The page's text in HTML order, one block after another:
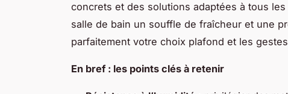
concrets et des solutions adaptées à tous
salle de bain un souffle de fraîcheur et une
parfaitement votre choix plafond et les
En bref : les points clés à retenir